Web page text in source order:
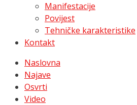
Manifestacije
Povijest
Tehničke karakteristike
Kontakt
Naslovna
Najave
Osvrti
Video